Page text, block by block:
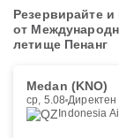
Резервирайте
от
летище Пенанг
Medan (KNO)
ср, 5.08 Директен
Indonesia